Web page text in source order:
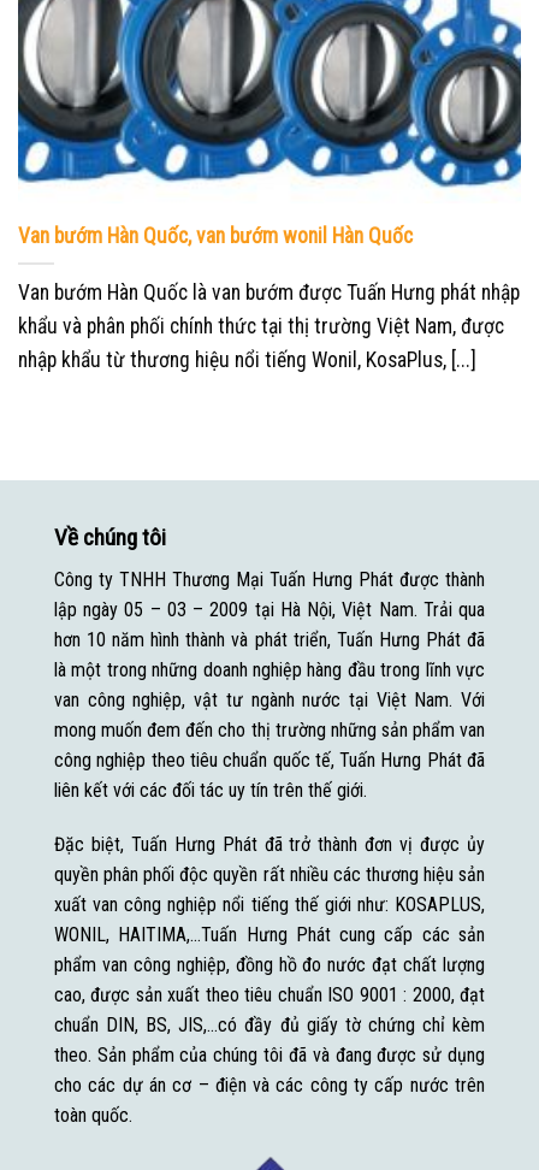
Van bướm Hàn Quốc, van bướm wonil Hàn Quốc
Van bướm Hàn Quốc là van bướm được Tuấn Hưng phát nhập
khẩu và phân phối chính thức tại thị trường Việt Nam, được
nhập khẩu từ thương hiệu nổi tiếng Wonil, KosaPlus, [...]
Về chúng tôi
Công ty TNHH Thương Mại Tuấn Hưng Phát được thành
lập ngày 05 – 03 – 2009 tại Hà Nội, Việt Nam. Trải qua
hơn 10 năm hình thành và phát triển, Tuấn Hưng Phát đã
là một trong những doanh nghiệp hàng đầu trong lĩnh vực
van công nghiệp, vật tư ngành nước tại Việt Nam. Với
mong muốn đem đến cho thị trường những sản phẩm van
công nghiệp theo tiêu chuẩn quốc tế, Tuấn Hưng Phát đã
liên kết với các đối tác uy tín trên thế giới.
Đặc biệt, Tuấn Hưng Phát đã trở thành đơn vị được ủy
quyền phân phối độc quyền rất nhiều các thương hiệu sản
xuất van công nghiệp nổi tiếng thế giới như: KOSAPLUS,
WONIL, HAITIMA,…Tuấn Hưng Phát cung cấp các sản
phẩm van công nghiệp, đồng hồ đo nước đạt chất lượng
cao, được sản xuất theo tiêu chuẩn ISO 9001 : 2000, đạt
chuẩn DIN, BS, JIS,…có đầy đủ giấy tờ chứng chỉ kèm
theo. Sản phẩm của chúng tôi đã và đang được sử dụng
cho các dự án cơ – điện và các công ty cấp nước trên
toàn quốc.